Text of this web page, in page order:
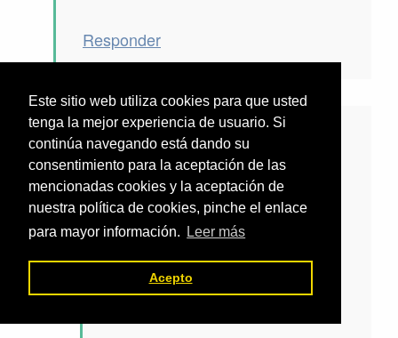
Este sitio web utiliza cookies para que usted
tenga la mejor experiencia de usuario. Si
continúa navegando está dando su
consentimiento para la aceptación de las
mencionadas cookies y la aceptación de
nuestra política de cookies, pinche el enlace
para mayor información.
Leer más
Acepto
Responder
Adándice
6 septiembre, 2015 a
las 10:50 am
este blog es impresionante. Te
agradezco desde México.